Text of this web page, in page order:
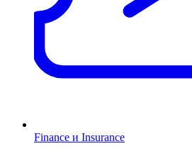
Finance и Insurance